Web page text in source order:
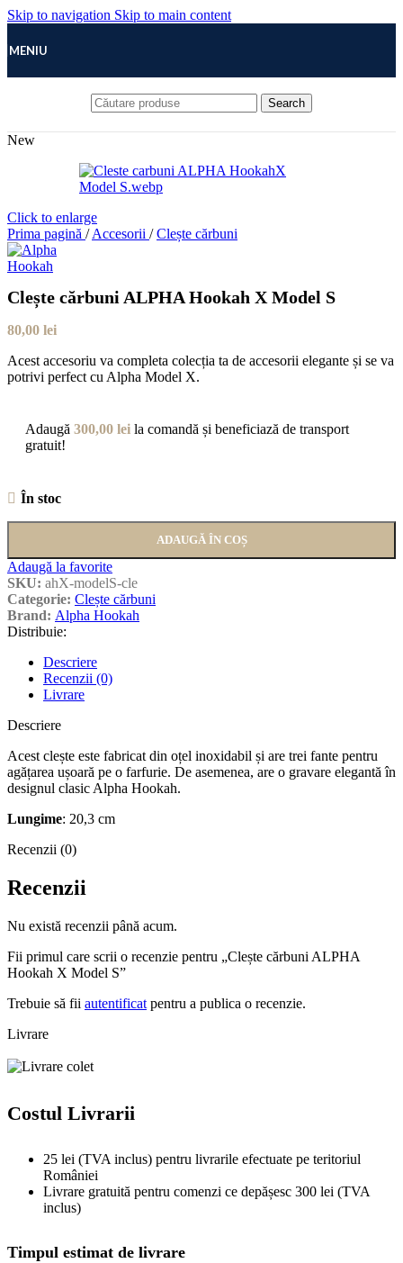
Skip to navigation Skip to main content
MENIU
Search
New
Click to enlarge
Prima pagină / Accesorii / Clește cărbuni
Clește cărbuni ALPHA Hookah X Model S
80,00 lei
Acest accesoriu va completa colecția ta de accesorii elegante și se va
potrivi perfect cu Alpha Model X.
Adaugă 300,00 lei la comandă și beneficiază de transport
gratuit!
În stoc
ADAUGĂ ÎN COȘ
Adaugă la favorite
SKU: ahX-modelS-cle
Categorie: Clește cărbuni
Brand: Alpha Hookah
Distribuie:
Descriere
Recenzii (0)
Livrare
Descriere
Acest clește este fabricat din oțel inoxidabil și are trei fante pentru
agățarea ușoară pe o farfurie. De asemenea, are o gravare elegantă în
designul clasic Alpha Hookah.
Lungime: 20,3 cm
Recenzii (0)
Recenzii
Nu există recenzii până acum.
Fii primul care scrii o recenzie pentru „Clește cărbuni ALPHA
Hookah X Model S”
Trebuie să fii autentificat pentru a publica o recenzie.
Livrare
Costul Livrarii
25 lei (TVA inclus) pentru livrarile efectuate pe teritoriul
României
Livrare gratuită pentru comenzi ce depășesc 300 lei (TVA
inclus)
Timpul estimat de livrare